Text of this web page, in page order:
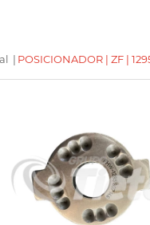
| POSICIONADOR | ZF |